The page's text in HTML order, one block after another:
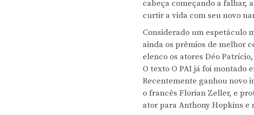
cabeça começando a falhar,
curtir a vida com seu novo
Considerado um espetáculo
ainda os prêmios de melhor
elenco os atores Déo
O texto O PAI já foi montado
Recentemente ganhou novo
o francês Florian Zeller, e
ator para Anthony Hopkins e